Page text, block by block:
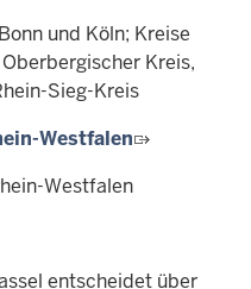
und Köln; Kreise
Kreis,
Sieg-Kreis
Westfalen
Westfalen
entscheidet über